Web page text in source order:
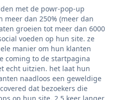
met de powr-pop-up
meer dan 250% (meer dan
groeien tot meer dan 6000
voeden op hun site. ze
manier om hun klanten
coming to de startpagina
echt uitzien. het laat hun
naadloos een geweldige
dat bezoekers die